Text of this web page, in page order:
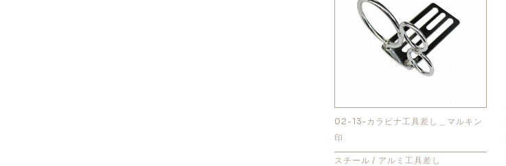
02-13-カラビナ工具差し＿マルキン
印
スチール / アルミ工具差し